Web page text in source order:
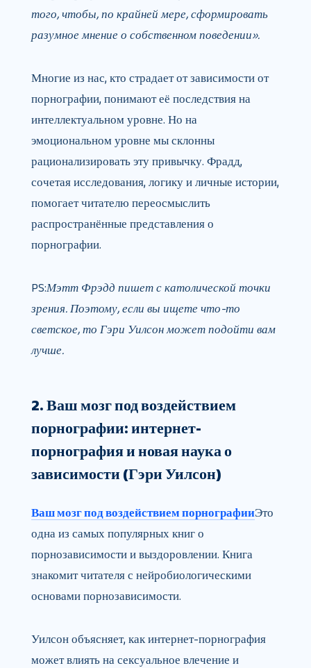
того, чтобы, по крайней мере, сформировать
разумное мнение о собственном поведении».
Многие из нас, кто страдает от зависимости от
порнографии, понимают её последствия на
интеллектуальном уровне. Но на
эмоциональном уровне мы склонны
рационализировать эту привычку. Фрадд,
сочетая исследования, логику и личные истории,
помогает читателю переосмыслить
распространённые представления о
порнографии.
PS:Мэтт Фрэдд пишет с католической точки
зрения. Поэтому, если вы ищете что-то
светское, то Гэри Уилсон может подойти вам
лучше.
2. Ваш мозг под воздействием
порнографии: интернет-
порнография и новая наука о
зависимости (Гэри Уилсон)
Ваш мозг под воздействием порнографииЭто
одна из самых популярных книг о
порнозависимости и выздоровлении. Книга
знакомит читателя с нейробиологическими
основами порнозависимости.
Уилсон объясняет, как интернет-порнография
может влиять на сексуальное влечение и